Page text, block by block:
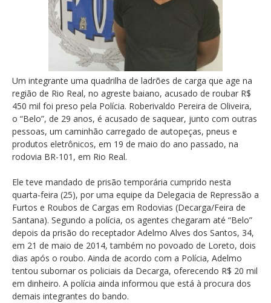
Um integrante uma quadrilha de ladrões de carga que age na
região de Rio Real, no agreste baiano, acusado de roubar R$
450 mil foi preso pela Polícia. Roberivaldo Pereira de Oliveira,
o “Belo”, de 29 anos, é acusado de saquear, junto com outras
pessoas, um caminhão carregado de autopeças, pneus e
produtos eletrônicos, em 19 de maio do ano passado, na
rodovia BR-101, em Rio Real.
Ele teve mandado de prisão temporária cumprido nesta
quarta-feira (25), por uma equipe da Delegacia de Repressão a
Furtos e Roubos de Cargas em Rodovias (Decarga/Feira de
Santana). Segundo a polícia, os agentes chegaram até “Belo”
depois da prisão do receptador Adelmo Alves dos Santos, 34,
em 21 de maio de 2014, também no povoado de Loreto, dois
dias após o roubo. Ainda de acordo com a Polícia, Adelmo
tentou subornar os policiais da Decarga, oferecendo R$ 20 mil
em dinheiro. A polícia ainda informou que está à procura dos
demais integrantes do bando.